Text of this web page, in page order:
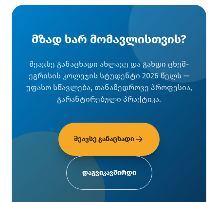
მზად ხარ მომავლისთვის?
შეავსე განაცხადი ახლავე და გახდი ცხუმ-
ეგრისის კოლეჯის სტუდენტი 2026 წელს —
უფასო სწავლება, თანამედროვე პროფესია,
გარანტირებული პრაქტიკა.
შეავსე განაცხადი
დაგვიკავშირდი